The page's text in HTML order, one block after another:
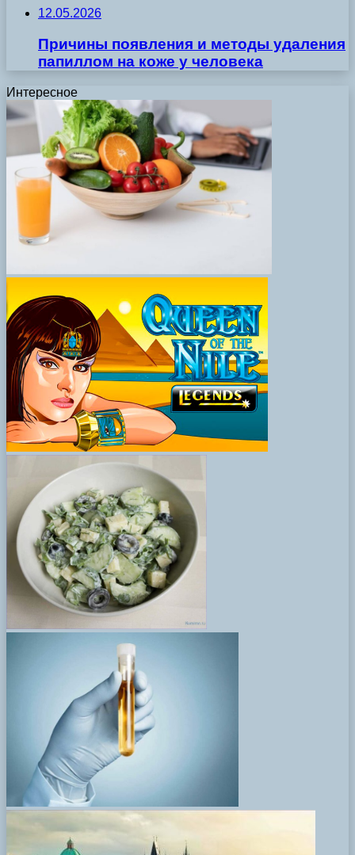
12.05.2026
Причины появления и методы удаления
папиллом на коже у человека
Интересное